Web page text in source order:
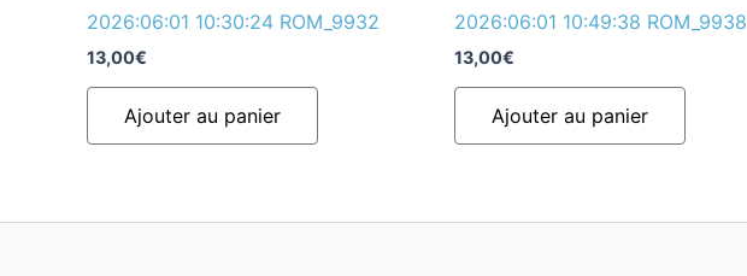
2026:06:01 10:30:24 ROM_9932
13,00€
Ajouter au panier
2026:06:01 10:49:38 ROM_9938
13,00€
Ajouter au panier